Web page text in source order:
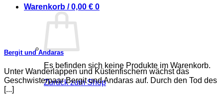
Warenkorb /0,00 € 0
Es befinden sich keine Produkte im Warenkorb.
Zurück zum Shop
Bergit und Andaras
Unter Wanderlappen und Küstenfischern wächst das
Geschwisterpaar Bergit und Andaras auf. Durch den Tod des
[...]